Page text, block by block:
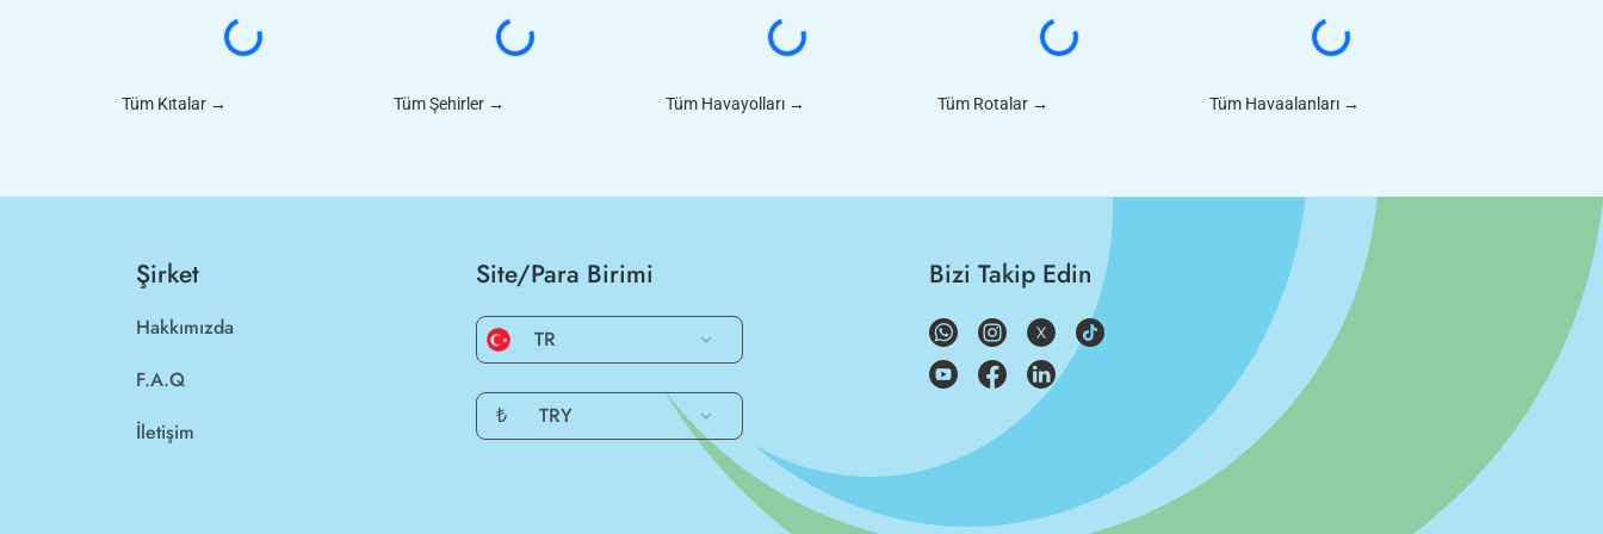
Tüm Kıtalar → Tüm Şehirler → Tüm Havayolları → Tüm Rotalar → Tüm Havaalanları →
Şirket
Hakkımızda
F.A.Q
İletişim
Site/Para Birimi
TR
₺ TRY
Bizi Takip Edin